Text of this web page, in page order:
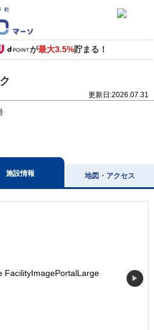
が最大3.5%貯まる！
更新日:2026.07.31
施設情報 地図・アクセス
▶